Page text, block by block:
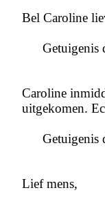
Bel Caroline
Getuigenis
Caroline
uitgekomen.
Getuigenis
Lief mens,